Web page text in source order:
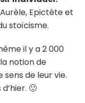
Epictète et
stoïcisme.
il y a 2 000
notion de
de leur vie.
🙂